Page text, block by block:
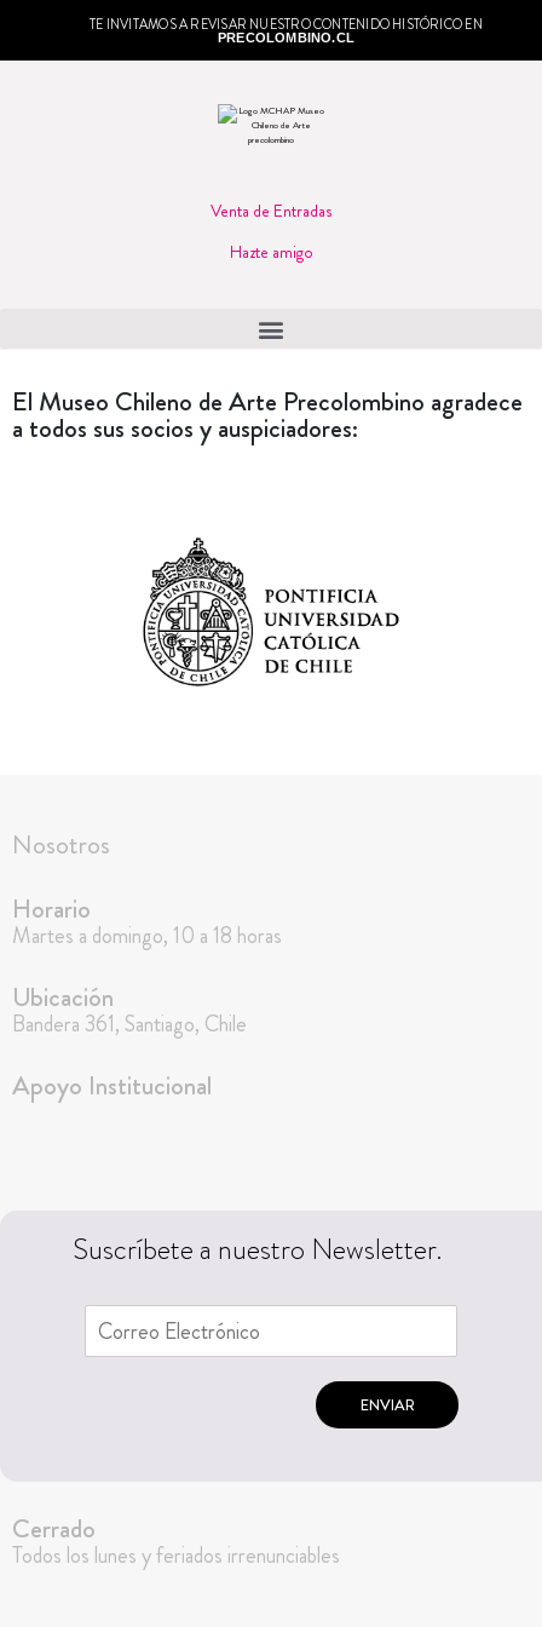
TE INVITAMOS A REVISAR NUESTRO CONTENIDO HISTÓRICO EN
PRECOLOMBINO.CL
Venta de Entradas
Hazte amigo
El Museo Chileno de Arte Precolombino agradece
a todos sus socios y auspiciadores:
Nosotros
Horario
Martes a domingo, 10 a 18 horas
Ubicación
Bandera 361, Santiago, Chile
Apoyo Institucional
Suscríbete a nuestro Newsletter.
ENVIAR
Cerrado
Todos los lunes y feriados irrenunciables